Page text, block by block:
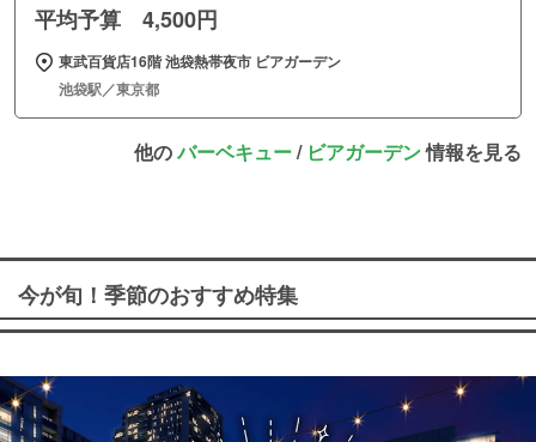
平均予算 4,500円
東武百貨店16階 池袋熱帯夜市 ビアガーデン
池袋駅／東京都
他のバーベキュー/ ビアガーデン情報を見る
今が旬！季節のおすすめ特集